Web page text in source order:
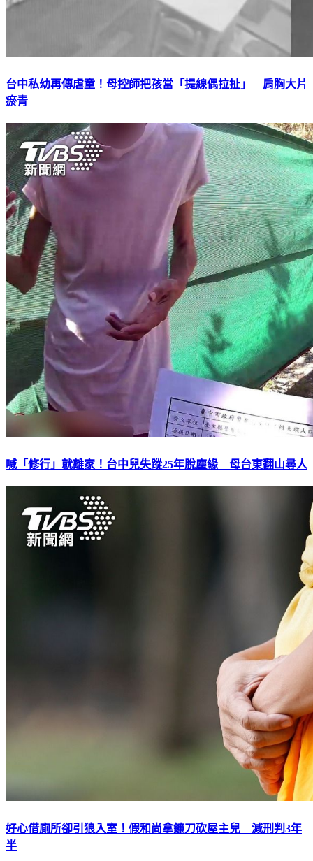
台中私幼再傳虐童！母控師把孩當「提線偶拉扯」 肩胸大片
瘀青
喊「修行」就離家！台中兒失蹤25年脫塵緣 母台東翻山尋人
好心借廁所卻引狼入室！假和尚拿鐮刀砍屋主兒 減刑判3年
半